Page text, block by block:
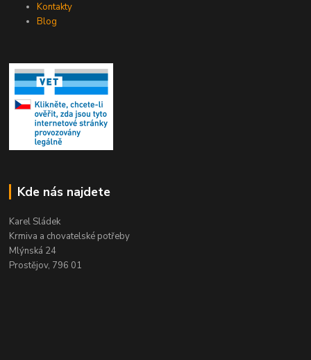
Kontakty
Blog
Kde nás najdete
Karel Sládek
Krmiva a chovatelské potřeby
Mlýnská 24
Prostějov, 796 01